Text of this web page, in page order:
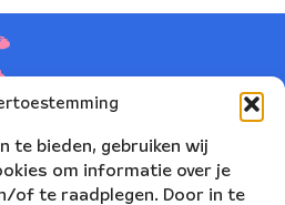
te bieden, gebruiken wij
om informatie over je
of te raadplegen. Door in te